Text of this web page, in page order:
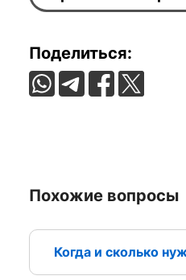
Поделиться:
Похожие вопросы
Когда и сколько